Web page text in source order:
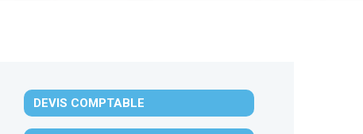
DEVIS COMPTABLE